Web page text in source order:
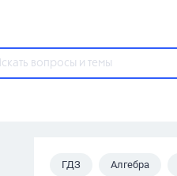
Популярные темы
ГДЗ Алгебра